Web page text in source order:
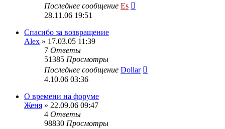
Последнее сообщение Es
28.11.06 19:51
Спасибо за возвращение
Alex » 17.03.05 11:39
7 Ответы
51385 Просмотры
Последнее сообщение Dollar
4.10.06 03:36
О времени на форуме
Женя » 22.09.06 09:47
4 Ответы
98830 Просмотры